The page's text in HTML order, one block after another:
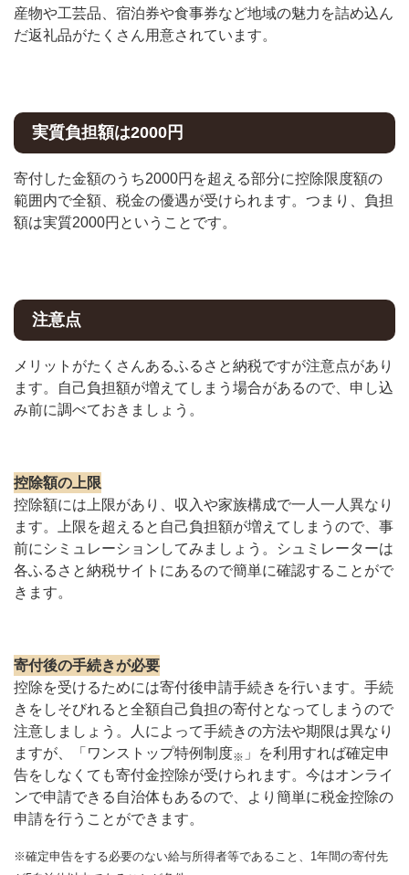
産物や工芸品、宿泊券や食事券など地域の魅力を詰め込ん
だ返礼品がたくさん用意されています。
実質負担額は2000円
寄付した金額のうち2000円を超える部分に控除限度額の
範囲内で全額、税金の優遇が受けられます。つまり、負担
額は実質2000円ということです。
注意点
メリットがたくさんあるふるさと納税ですが注意点があり
ます。自己負担額が増えてしまう場合があるので、申し込
み前に調べておきましょう。
控除額の上限
控除額には上限があり、収入や家族構成で一人一人異なり
ます。上限を超えると自己負担額が増えてしまうので、事
前にシミュレーションしてみましょう。シュミレーターは
各ふるさと納税サイトにあるので簡単に確認することがで
きます。
寄付後の手続きが必要
控除を受けるためには寄付後申請手続きを行います。手続
きをしそびれると全額自己負担の寄付となってしまうので
注意しましょう。人によって手続きの方法や期限は異なり
ますが、「ワンストップ特例制度※ 」を利用すれば確定申
告をしなくても寄付金控除が受けられます。今はオンライ
ンで申請できる自治体もあるので、より簡単に税金控除の
申請を行うことができます。
※確定申告をする必要のない給与所得者等であること、1年間の寄付先